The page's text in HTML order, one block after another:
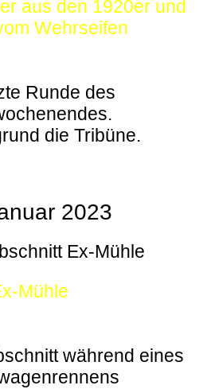
aus den 1920er und
Wehrseifen
Runde des
die Tribüne.
2023
Ex-Mühle
Mühle
während eines